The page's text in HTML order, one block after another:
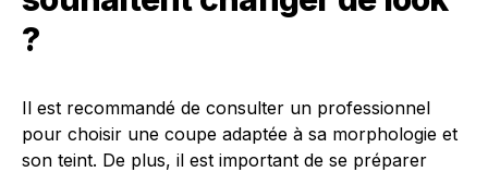
?
Il est recommandé de consulter un professionnel
pour choisir une coupe adaptée à sa morphologie et
son teint. De plus, il est important de se préparer